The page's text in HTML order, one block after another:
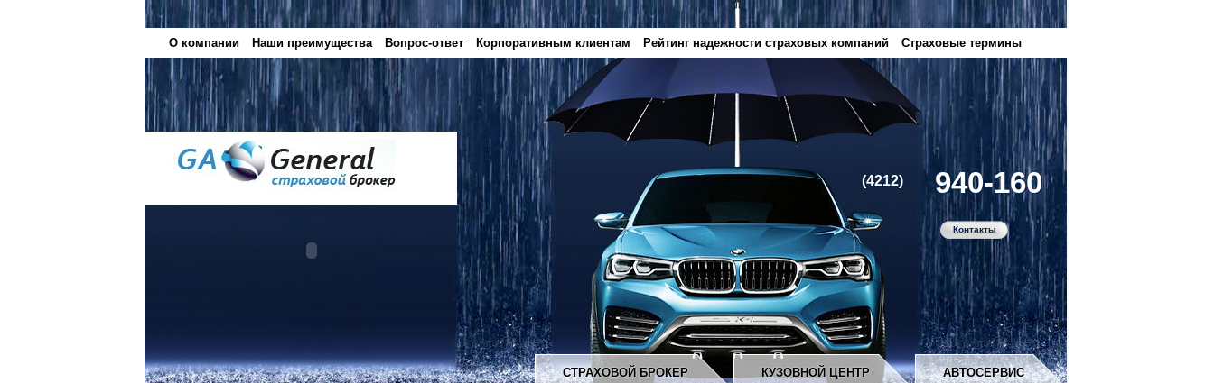
О компании Наши преимущества Вопрос-ответ Корпоративным клиентам Рейтинг надежности страховых компаний Страховые термины
(4212) 940-160
Контакты
АВТОСЕРВИС
КУЗОВНОЙ ЦЕНТР
СТРАХОВОЙ БРОКЕР